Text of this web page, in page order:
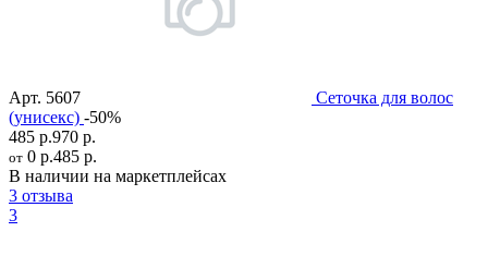
Арт. 5607
Сеточка для волос
(унисекс) -50%
485 р.970 р.
от 0 р.485 р.
В наличии на маркетплейсах
3 отзыва
3